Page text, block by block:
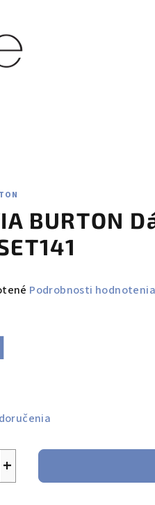
BURTON
Podrobnosti hodnotenia
+